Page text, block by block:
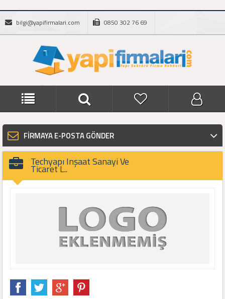
bilgi@yapifirmalari.com 0850 302 76 69
FİRMAYA E-POSTA GÖNDER
Techyapı Inşaat Sanayi Ve
Ticaret L..